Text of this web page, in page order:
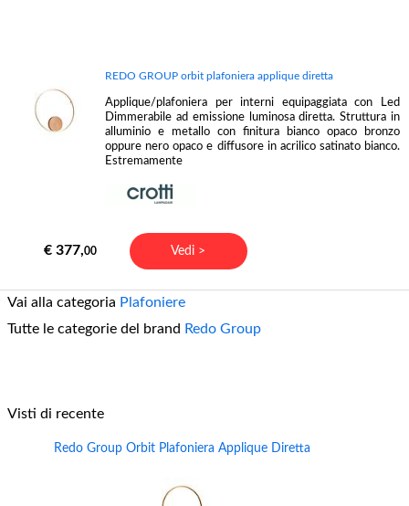
REDO GROUP orbit plafoniera applique diretta
Applique/plafoniera per interni equipaggiata con Led
Dimmerabile ad emissione luminosa diretta. Struttura in
alluminio e metallo con finitura bianco opaco bronzo
oppure nero opaco e diffusore in acrilico satinato bianco.
Estremamente
€ 377,00 Vedi >
Vai alla categoria Plafoniere
Tutte le categorie del brand Redo Group
Visti di recente
Redo Group Orbit Plafoniera Applique Diretta